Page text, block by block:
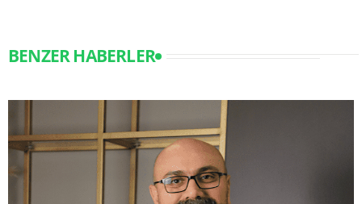
BENZER HABERLER